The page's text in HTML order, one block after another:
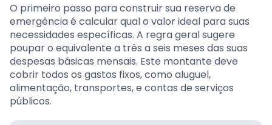
O primeiro passo para construir sua reserva de
emergência é calcular qual o valor ideal para suas
necessidades específicas. A regra geral sugere
poupar o equivalente a três a seis meses das suas
despesas básicas mensais. Este montante deve
cobrir todos os gastos fixos, como aluguel,
alimentação, transportes, e contas de serviços
públicos.